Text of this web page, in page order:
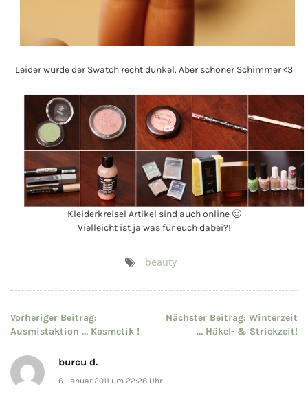
Leider wurde der Swatch recht dunkel. Aber schöner Schimmer <3
Kleiderkreisel Artikel sind auch online 🙂
Vielleicht ist ja was für euch dabei?!
beauty
Beitragsnavigation
Vorheriger Beitrag:
Ausmistaktion … Kosmetik !
Nächster Beitrag: Winterzeit
… Häkel- & Strickzeit!
burcu d.
6. Januar 2011 um 22:28 Uhr